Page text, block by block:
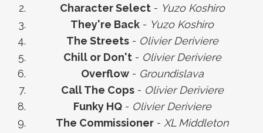
Character Select- Yuzo Koshiro
They're Back - Yuzo Koshiro
The Streets- Olivier Deriviere
Chill or Don't- Olivier Deriviere
Overflow- Groundislava
Call The Cops- Olivier Deriviere
Funky HQ- Olivier Deriviere
The Commissioner - XL Middleton